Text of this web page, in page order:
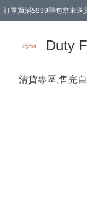
訂單買滿$999即包京東送
Duty
清貨專區,售完